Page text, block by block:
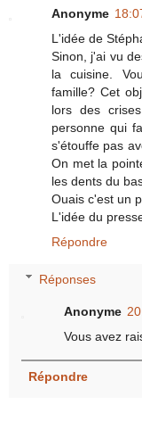
Anonyme
L'idée de
Sinon, j'ai vu
la cuisine.
famille? Cet
lors des
personne qui
s'étouffe pas
On met la
les dents du
Ouais c'est un
L'idée du
Répondre
Réponses
Anonyme
Vous avez
Répondre